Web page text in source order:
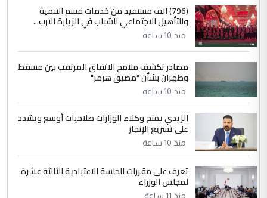
سردار
التعليق : واحد من عصابة علي ماما يسقط
جنسية الرافد الثالث للعراق ومن اصول عريقة
ابا فرات ...
الجواهري يرد على صدام حسين سل
مضجعيك يابن الزنا (نص كامل)
5 حيدر عاشور
التعليق : تحياتي لك استاذ حامدتركان. كلام
دقيق ومسؤول؛ فالاستثمار الحقيقي للإنسان
الموضوع :
بين الإهمال واغتصاب الأرض.. بلاد
(796) الف مستفيد من خدمات قسم التنمية
والتأهيل الاجتماعي للشباب في الزيارة الارب...
منذ 10 ساعة
مصادر تكشف ملامح الاتفاق المرتقب بين مسقط
وطهران بشأن "مضيق هرمز"
منذ 10 ساعة
الزيدي يمنح وكلاء الوزارات صلاحيات أوسع ويشدد
على تسريع الإنجاز
منذ 10 ساعة
تعرف على مقررات الجلسة الاعتيادية الثالثة عشرة
لمجلس الوزراء
منذ 11 ساعة